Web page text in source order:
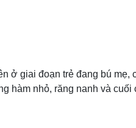
ở giai đoạn trẻ đang bú
hàm nhỏ, răng nanh và cuối